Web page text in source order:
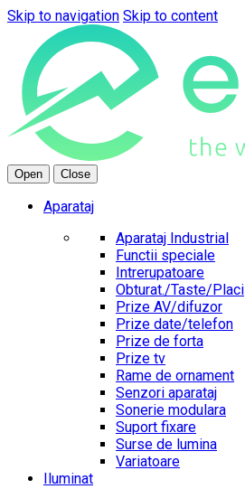
Skip to navigation Skip to content
Open Close
Aparataj
Aparataj Industrial
Functii speciale
Intrerupatoare
Obturat./Taste/Placi
Prize AV/difuzor
Prize date/telefon
Prize de forta
Prize tv
Rame de ornament
Senzori aparataj
Sonerie modulara
Suport fixare
Surse de lumina
Variatoare
Iluminat